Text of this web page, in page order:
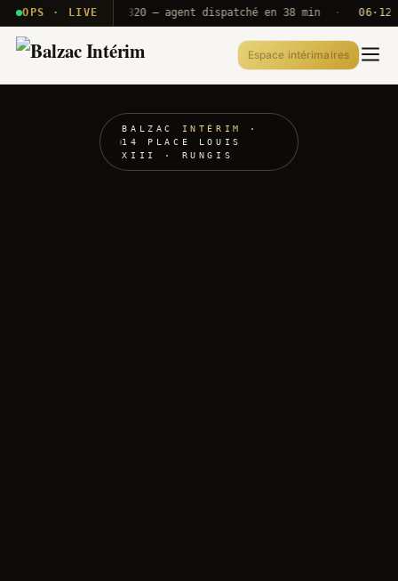
OPS · LIVE
· T2E · B71 Push A320 — agent dispatché en 38 min · 06·12 UTC
Espace intérimaires
BALZAC INTÉRIM
·
14 PLACE LOUIS
XIII · RUNGIS